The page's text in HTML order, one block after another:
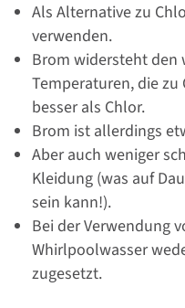
Als Alternative zu
verwenden.
Brom widersteht den
Temperaturen, die
besser als Chlor.
Brom ist allerdings
Aber auch weniger
Kleidung (was auf
sein kann!).
Bei der Verwendung
Whirlpoolwasser
zugesetzt.